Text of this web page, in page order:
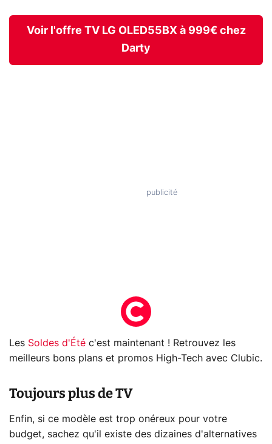
Voir l'offre TV LG OLED55BX à 999€ chez
Darty
Les Soldes d'Été c'est maintenant ! Retrouvez les
meilleurs bons plans et promos High-Tech avec Clubic.
Toujours plus de TV
Enfin, si ce modèle est trop onéreux pour votre
budget, sachez qu'il existe des dizaines d'alternatives